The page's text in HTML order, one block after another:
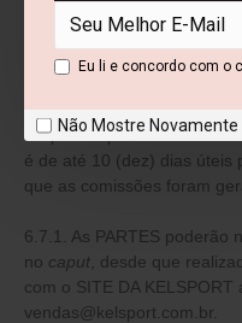
Eu li e concordo com o
Não Mostre Novamente
6.6.2. O AFILIADO é
devida através do Relatório
PROGRAMA.
6.7. No caso de o
estipulado para
é de até 10 (dez) dias úteis
que as comissões foram
6.7.1. As PARTES poderão
no caput , desde que
com o SITE DA
vendas@kelsport.com.br.